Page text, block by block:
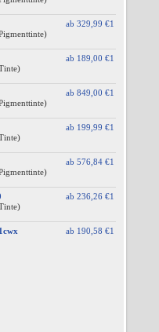
ab 329,99 €1
ab 189,00 €1
ab 849,00 €1
ab 199,99 €1
ab 576,84 €1
ab 236,26 €1
ab 190,58 €1